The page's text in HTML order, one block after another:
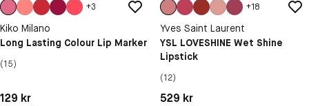
+3
Kiko Milano
Long Lasting Colour Lip Marker
(15)
Pris: 129 kr
129 kr
+18
Yves Saint Laurent
YSL LOVESHINE Wet Shine
Lipstick
(12)
Pris: 529 kr
529 kr